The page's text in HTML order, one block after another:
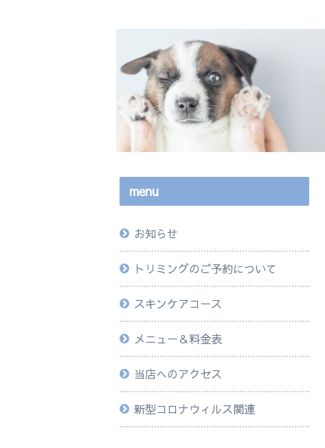
menu
お知らせ
トリミングのご予約について
スキンケアコース
メニュー＆料金表
当店へのアクセス
新型コロナウィルス関連